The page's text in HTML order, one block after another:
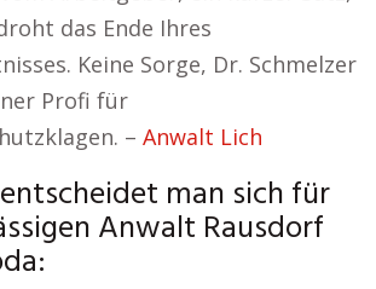
das Ende Ihres
Keine Sorge, Dr. Schmelzer
Profi für
– Anwalt Lich
man sich für
Anwalt Rausdorf